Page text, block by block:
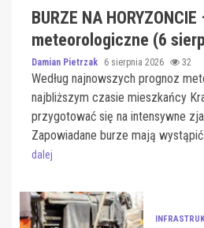
BURZE NA
meteorologiczne (6
Damian Pietrzak 6 sierpnia 2026 32
Według najnowszych prognoz
najbliższym czasie mieszkańcy
przygotować się na intensywne
Zapowiadane burze mają
dalej